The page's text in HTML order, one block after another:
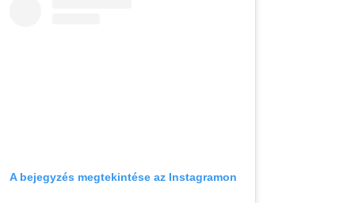
A bejegyzés megtekintése az Instagramon